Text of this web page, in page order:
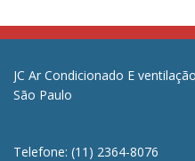
JC Ar Condicionado E
São Paulo
Telefone: (11) 2364-8076